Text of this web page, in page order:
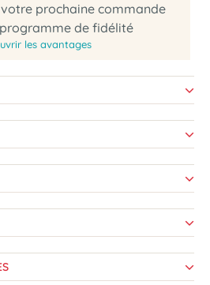
prochaine commande
de fidélité
les avantages